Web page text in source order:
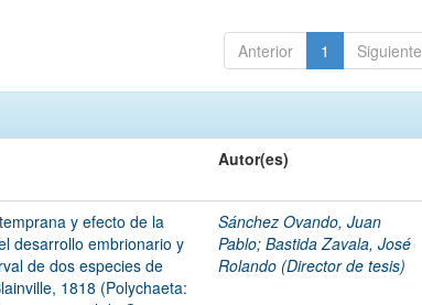
Anterior 1 Siguiente
Autor(es)
y efecto de la
desarrollo embrionario y
de dos especies de
1818 (Polychaeta:
Sánchez Ovando, Juan
Pablo;Bastida Zavala, José
Rolando (Director de tesis)